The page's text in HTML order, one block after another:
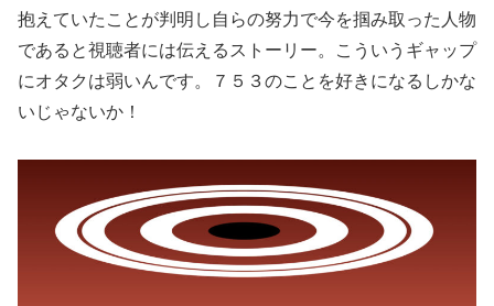
抱えていたことが判明し自らの努力で今を掴み取った人物
であると視聴者には伝えるストーリー。こういうギャップ
にオタクは弱いんです。７５３のことを好きになるしかな
いじゃないか！